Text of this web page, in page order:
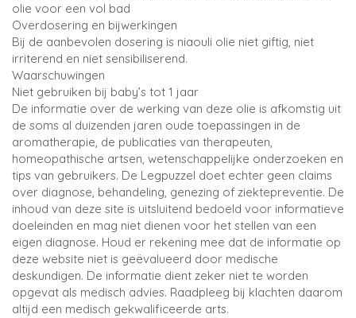
olie voor een vol bad
Overdosering en bijwerkingen
Bij de aanbevolen dosering is niaouli olie niet giftig, niet
irriterend en niet sensibiliserend.
Waarschuwingen
Niet gebruiken bij baby’s tot 1 jaar
De informatie over de werking van deze olie is afkomstig uit
de soms al duizenden jaren oude toepassingen in de
aromatherapie, de publicaties van therapeuten,
homeopathische artsen, wetenschappelijke onderzoeken en
tips van gebruikers. De Legpuzzel doet echter geen claims
over diagnose, behandeling, genezing of ziektepreventie. De
inhoud van deze site is uitsluitend bedoeld voor informatieve
doeleinden en mag niet dienen voor het stellen van een
eigen diagnose. Houd er rekening mee dat de informatie op
deze website niet is geëvalueerd door medische
deskundigen. De informatie dient zeker niet te worden
opgevat als medisch advies. Raadpleeg bij klachten daarom
altijd een medisch gekwalificeerde arts.